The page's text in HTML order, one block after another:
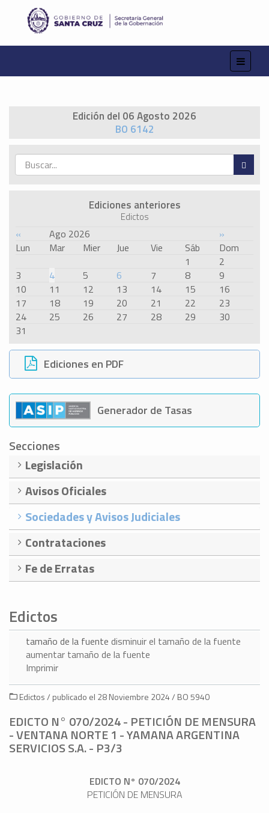
Edición del 06 Agosto 2026
BO 6142
Ediciones anteriores
Edictos
« Ago 2026
»
Lun
Mar Mier Jue Vie Sáb
Dom
1
2
3
4 5 6 7 8
9
10
11 12 13 14 15
16
17
18 19 20 21 22
23
24
25 26 27 28 29
30
31
Ediciones en PDF
Generador de Tasas
Secciones
Legislación
Avisos Oficiales
Sociedades y Avisos Judiciales
Contrataciones
Fe de Erratas
Edictos
tamaño de la fuente disminuir el tamaño de la fuente
aumentar tamaño de la fuente
Imprimir
Edictos / publicado el 28 Noviembre 2024 / BO 5940
EDICTO N° 070/2024 - PETICIÓN DE MENSURA
- VENTANA NORTE 1 - YAMANA ARGENTINA
SERVICIOS S.A. - P3/3
EDICTO N° 070/2024
PETICIÓN DE MENSURA